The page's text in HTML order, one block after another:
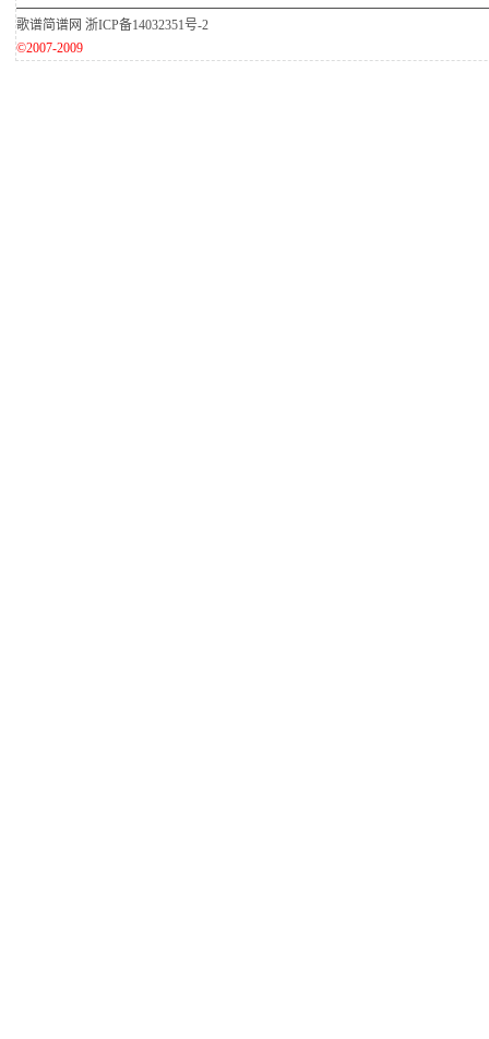
歌谱简谱网 浙ICP备14032351号-2
©2007-2009